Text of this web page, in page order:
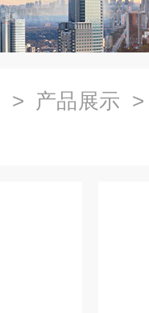
> 产品展示